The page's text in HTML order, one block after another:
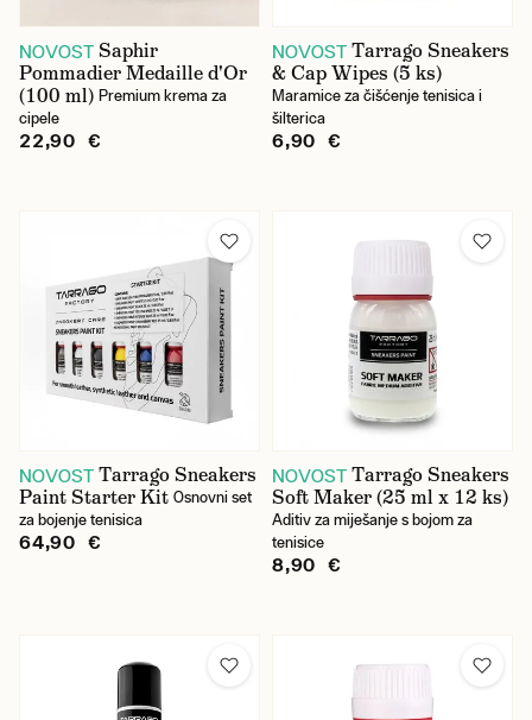
NOVOST Saphir
Pommadier Medaille d'Or
(100 ml) Premium krema za
cipele
22,90 €
NOVOST Tarrago Sneakers
& Cap Wipes (5 ks)
Maramice za čišćenje tenisica i
šilterica
6,90 €
NOVOST Tarrago Sneakers
Paint Starter Kit Osnovni set
za bojenje tenisica
64,90 €
NOVOST Tarrago Sneakers
Soft Maker (25 ml x 12 ks)
Aditiv za miješanje s bojom za
tenisice
8,90 €